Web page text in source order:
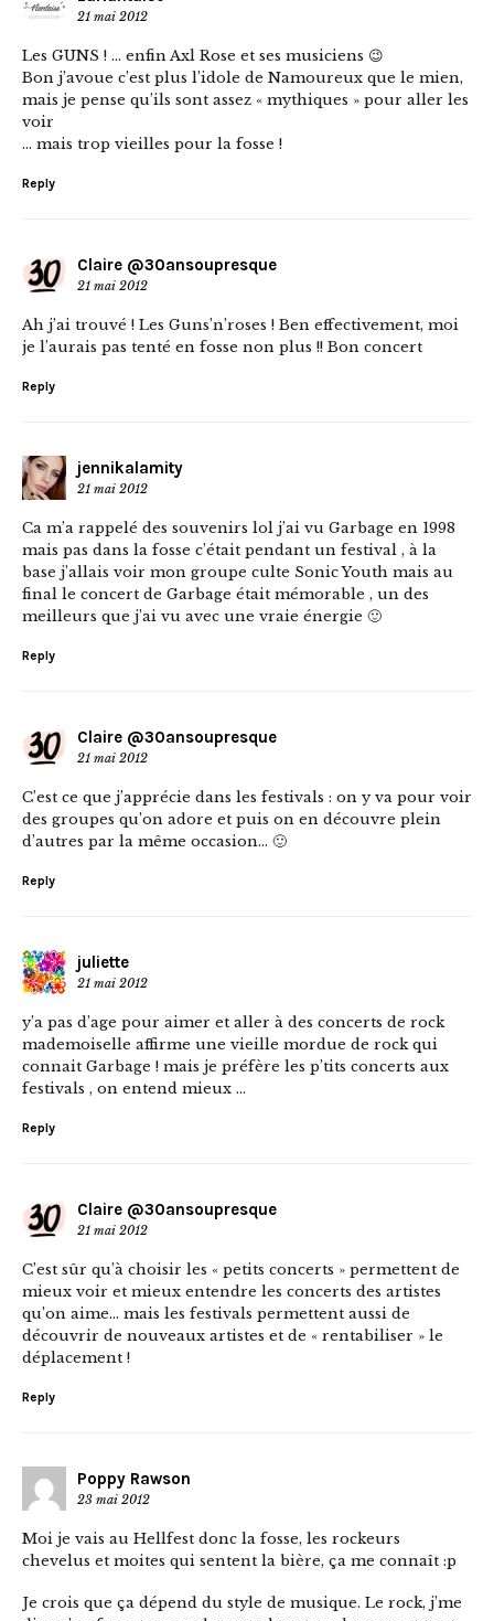
21 mai 2012
Les GUNS ! … enfin Axl Rose et ses musiciens 😉
Bon j’avoue c’est plus l’idole de Namoureux que le mien,
mais je pense qu’ils sont assez « mythiques » pour aller les
voir
… mais trop vieilles pour la fosse !
Reply
Claire @30ansoupresque
21 mai 2012
Ah j’ai trouvé ! Les Guns’n’roses ! Ben effectivement, moi
je l’aurais pas tenté en fosse non plus !! Bon concert
Reply
jennikalamity
21 mai 2012
Ca m’a rappelé des souvenirs lol j’ai vu Garbage en 1998
mais pas dans la fosse c’était pendant un festival , à la
base j’allais voir mon groupe culte Sonic Youth mais au
final le concert de Garbage était mémorable , un des
meilleurs que j’ai vu avec une vraie énergie 🙂
Reply
Claire @30ansoupresque
21 mai 2012
C’est ce que j’apprécie dans les festivals : on y va pour voir
des groupes qu’on adore et puis on en découvre plein
d’autres par la même occasion… 🙂
Reply
juliette
21 mai 2012
y’a pas d’age pour aimer et aller à des concerts de rock
mademoiselle affirme une vieille mordue de rock qui
connait Garbage ! mais je préfère les p’tits concerts aux
festivals , on entend mieux …
Reply
Claire @30ansoupresque
21 mai 2012
C’est sûr qu’à choisir les « petits concerts » permettent de
mieux voir et mieux entendre les concerts des artistes
qu’on aime… mais les festivals permettent aussi de
découvrir de nouveaux artistes et de « rentabiliser » le
déplacement !
Reply
Poppy Rawson
23 mai 2012
Moi je vais au Hellfest donc la fosse, les rockeurs
chevelus et moites qui sentent la bière, ça me connaît :p
Je crois que ça dépend du style de musique. Le rock, j’me